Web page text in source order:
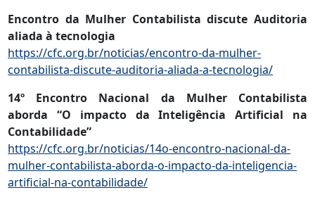
Encontro da Mulher Contabilista discute Auditoria
aliada à tecnologia
https://cfc.org.br/noticias/encontro-da-mulher-
contabilista-discute-auditoria-aliada-a-tecnologia/
14º Encontro Nacional da Mulher Contabilista
aborda “O impacto da Inteligência Artificial na
Contabilidade”
https://cfc.org.br/noticias/14o-encontro-nacional-da-
mulher-contabilista-aborda-o-impacto-da-inteligencia-
artificial-na-contabilidade/